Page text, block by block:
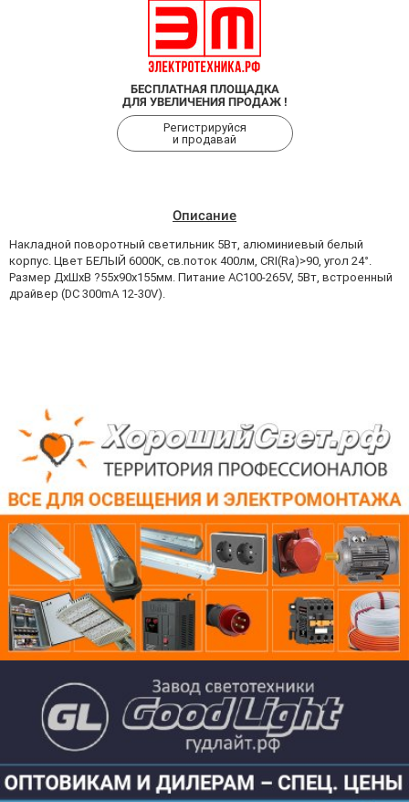
БЕСПЛАТНАЯ ПЛОЩАДКА
ДЛЯ УВЕЛИЧЕНИЯ ПРОДАЖ !
Регистрируйся
и продавай
Описание
Накладной поворотный светильник 5Вт, алюминиевый белый
корпус. Цвет БЕЛЫЙ 6000K, св.поток 400лм, CRI(Ra)>90, угол 24°.
Размер ДxШxВ ?55x90x155мм. Питание AC100-265V, 5Вт, встроенный
драйвер (DC 300mA 12-30V).